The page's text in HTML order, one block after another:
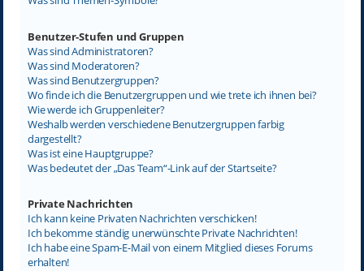
Benutzer-Stufen und Gruppen
Was sind Administratoren?
Was sind Moderatoren?
Was sind Benutzergruppen?
Wo finde ich die Benutzergruppen und wie trete ich ihnen bei?
Wie werde ich Gruppenleiter?
Weshalb werden verschiedene Benutzergruppen farbig
dargestellt?
Was ist eine Hauptgruppe?
Was bedeutet der „Das Team“-Link auf der Startseite?
Private Nachrichten
Ich kann keine Privaten Nachrichten verschicken!
Ich bekomme ständig unerwünschte Private Nachrichten!
Ich habe eine Spam-E-Mail von einem Mitglied dieses Forums
erhalten!